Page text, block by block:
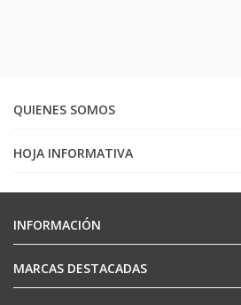
QUIENES SOMOS
HOJA INFORMATIVA
INFORMACIÓN
MARCAS DESTACADAS